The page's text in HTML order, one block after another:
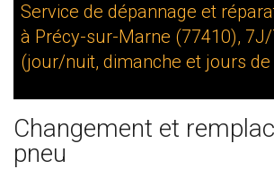
Service de dépannage et
à Précy-sur-Marne (77410),
(jour/nuit, dimanche et jours de
Changement et
pneu